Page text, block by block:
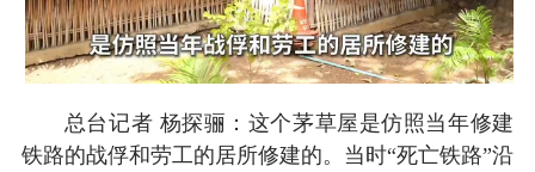
总台记者 杨探骊：这个茅草屋是仿照当年修建
铁路的战俘和劳工的居所修建的。当时“死亡铁路”沿